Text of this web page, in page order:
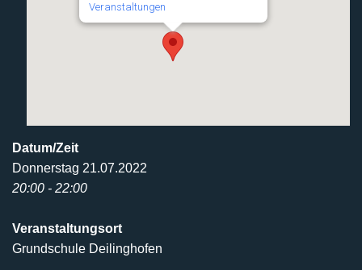
Veranstaltungen
Datum/Zeit
Donnerstag 21.07.2022
20:00 - 22:00
Veranstaltungsort
Grundschule Deilinghofen